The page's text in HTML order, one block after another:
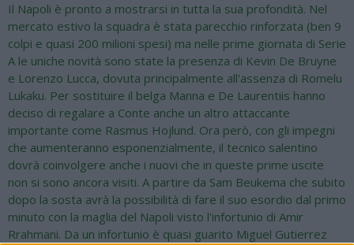
Il Napoli è pronto a mostrarsi in tutta la sua profondità. Nel
mercato estivo la squadra è stata parecchio rinforzata (ben 9
colpi e quasi 200 milioni spesi) ma nelle prime giornata di Serie
A le uniche novità sono state la presenza di Kevin De Bruyne
e Lorenzo Lucca, dovuta principalmente all'assenza di Romelu
Lukaku. Per sostituire il belga Manna e De Laurentiis hanno
deciso di regalare a Conte anche un altro attaccante
importante come Rasmus Hojlund. Ora però, con gli impegni
che aumenteranno esponenzialmente, il tecnico salentino
dovrà coinvolgere anche i nuovi che in queste prime uscite
non si sono ancora visiti. A partire da Sam Beukema che subito
dopo la sosta avrà la possibilità di fare il suo esordio dal primo
minuto con la maglia del Napoli visto l'infortunio di Amir
Rrahmani. Da un infortunio è quasi guarito Miguel Gutierrez